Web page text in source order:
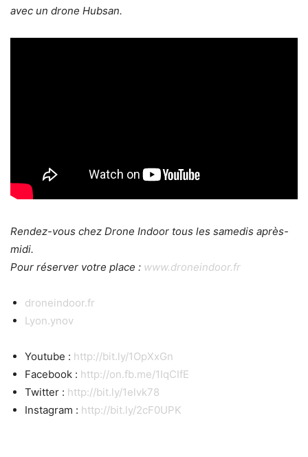
avec un drone Hubsan.
Rendez-vous chez Drone Indoor tous les samedis après-
midi.
Pour réserver votre place : www.droneindoor.fr
droneindoor.fr
Lyon.ynov
Youtube : http://bit.ly/1OpXxGn
Facebook : http://on.fb.me/1IqCIfE
Twitter : http://bit.ly/1elvk78
Instagram : http://bit.ly/2cF0UPK